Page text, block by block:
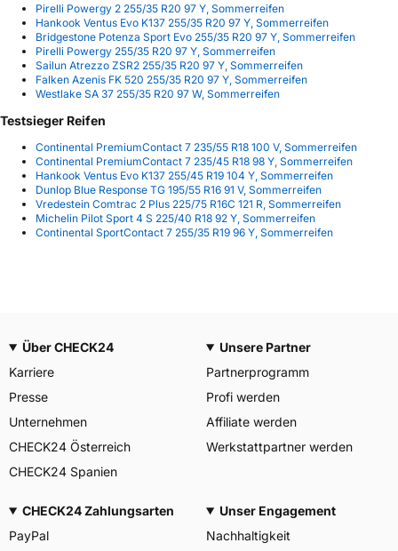
Pirelli Powergy 2 255/35 R20 97 Y, Sommerreifen
Hankook Ventus Evo K137 255/35 R20 97 Y, Sommerreifen
Bridgestone Potenza Sport Evo 255/35 R20 97 Y, Sommerreifen
Pirelli Powergy 255/35 R20 97 Y, Sommerreifen
Sailun Atrezzo ZSR2 255/35 R20 97 Y, Sommerreifen
Falken Azenis FK 520 255/35 R20 97 Y, Sommerreifen
Westlake SA 37 255/35 R20 97 W, Sommerreifen
Testsieger Reifen
Continental PremiumContact 7 235/55 R18 100 V, Sommerreifen
Continental PremiumContact 7 235/45 R18 98 Y, Sommerreifen
Hankook Ventus Evo K137 255/45 R19 104 Y, Sommerreifen
Dunlop Blue Response TG 195/55 R16 91 V, Sommerreifen
Vredestein Comtrac 2 Plus 225/75 R16C 121 R, Sommerreifen
Michelin Pilot Sport 4 S 225/40 R18 92 Y, Sommerreifen
Continental SportContact 7 255/35 R19 96 Y, Sommerreifen
Über CHECK24
Karriere
Presse
Unternehmen
CHECK24 Österreich
CHECK24 Spanien
Unsere Partner
Partnerprogramm
Profi werden
Affiliate werden
Werkstattpartner werden
CHECK24 Zahlungsarten
PayPal
Unser Engagement
Nachhaltigkeit